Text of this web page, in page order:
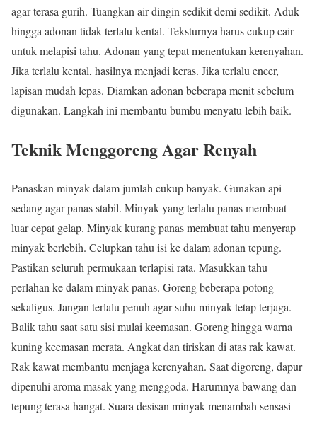
agar terasa gurih. Tuangkan air dingin sedikit demi sedikit. Aduk
hingga adonan tidak terlalu kental. Teksturnya harus cukup cair
untuk melapisi tahu. Adonan yang tepat menentukan kerenyahan.
Jika terlalu kental, hasilnya menjadi keras. Jika terlalu encer,
lapisan mudah lepas. Diamkan adonan beberapa menit sebelum
digunakan. Langkah ini membantu bumbu menyatu lebih baik.
Teknik Menggoreng Agar Renyah
Panaskan minyak dalam jumlah cukup banyak. Gunakan api
sedang agar panas stabil. Minyak yang terlalu panas membuat
luar cepat gelap. Minyak kurang panas membuat tahu menyerap
minyak berlebih. Celupkan tahu isi ke dalam adonan tepung.
Pastikan seluruh permukaan terlapisi rata. Masukkan tahu
perlahan ke dalam minyak panas. Goreng beberapa potong
sekaligus. Jangan terlalu penuh agar suhu minyak tetap terjaga.
Balik tahu saat satu sisi mulai keemasan. Goreng hingga warna
kuning keemasan merata. Angkat dan tiriskan di atas rak kawat.
Rak kawat membantu menjaga kerenyahan. Saat digoreng, dapur
dipenuhi aroma masak yang menggoda. Harumnya bawang dan
tepung terasa hangat. Suara desisan minyak menambah sensasi